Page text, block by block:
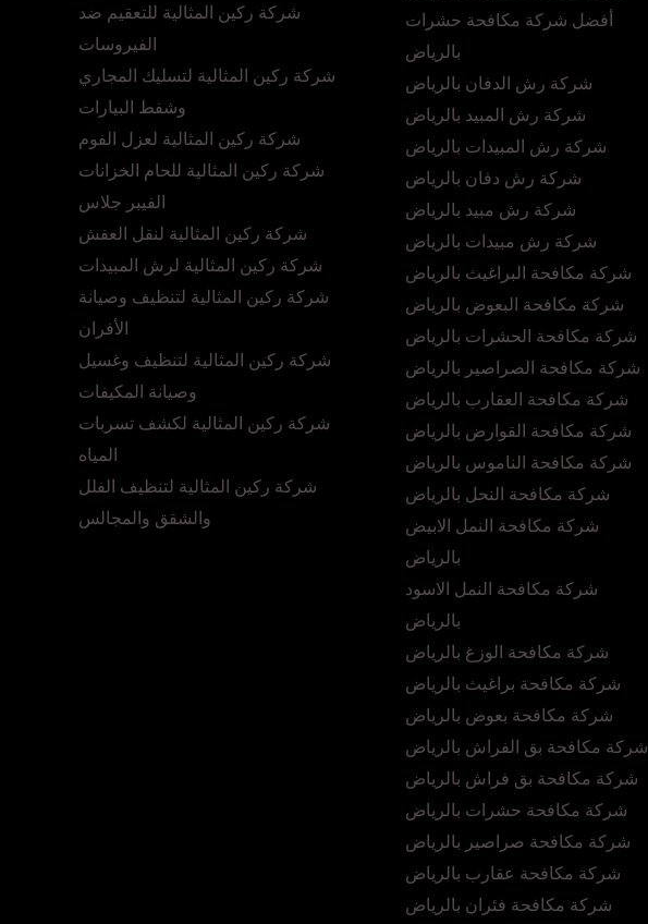
أفضل شركة مكافحة حشرات
بالرياض
شركة رش الدفان بالرياض
شركة رش المبيد بالرياض
شركة رش المبيدات بالرياض
شركة رش دفان بالرياض
شركة رش مبيد بالرياض
شركة رش مبيدات بالرياض
شركة مكافحة البراغيث بالرياض
شركة مكافحة البعوض بالرياض
شركة مكافحة الحشرات بالرياض
شركة مكافحة الصراصير بالرياض
شركة مكافحة العقارب بالرياض
شركة مكافحة القوارض بالرياض
شركة مكافحة الناموس بالرياض
شركة مكافحة النحل بالرياض
شركة مكافحة النمل الابيض
بالرياض
شركة مكافحة النمل الاسود
بالرياض
شركة مكافحة الوزغ بالرياض
شركة مكافحة براغيث بالرياض
شركة مكافحة بعوض بالرياض
شركة مكافحة بق الفراش بالرياض
شركة مكافحة بق فراش بالرياض
شركة مكافحة حشرات بالرياض
شركة مكافحة صراصير بالرياض
شركة مكافحة عقارب بالرياض
شركة مكافحة فئران بالرياض
شركة ركين المثالية للتعقيم ضد
الفيروسات
شركة ركين المثالية لتسليك المجاري
وشفط البيارات
شركة ركين المثالية لعزل الفوم
شركة ركين المثالية للحام الخزانات
الفيبر جلاس
شركة ركين المثالية لنقل العفش
شركة ركين المثالية لرش المبيدات
شركة ركين المثالية لتنظيف وصيانة
الأفران
شركة ركين المثالية لتنظيف وغسيل
وصيانة المكيفات
شركة ركين المثالية لكشف تسربات
المياه
شركة ركين المثالية لتنظيف الفلل
والشقق والمجالس